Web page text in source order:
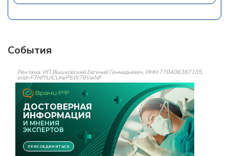
События
Реклама: ИП Вышковский Евгений Геннадьевич, ИНН 770406387105,
erid=F7NfYUJCUneP5W78VwNF